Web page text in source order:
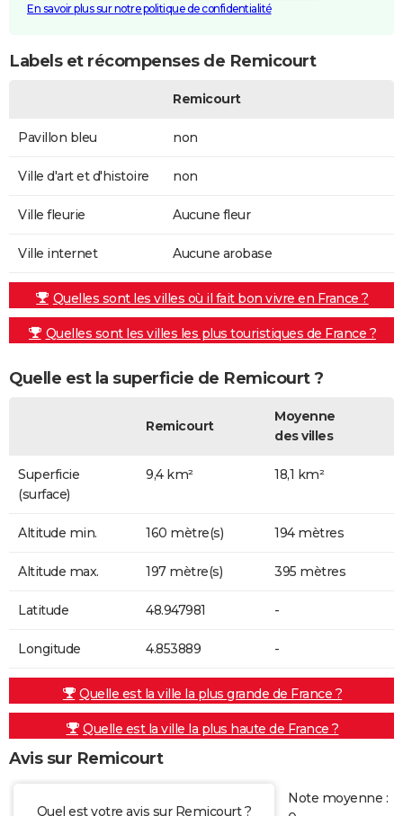
En savoir plus sur notre politique de confidentialité
Labels et récompenses de Remicourt
Remicourt
Pavillon bleu non
Ville d'art et d'histoire non
Ville fleurie Aucune fleur
Ville internet Aucune arobase
Quelles sont les villes où il fait bon vivre en France ?
Quelles sont les villes les plus touristiques de France ?
Quelle est la superficie de Remicourt ?
Remicourt
Moyenne
des villes
Superficie
(surface)
9,4 km² 18,1 km²
Altitude min. 160 mètre(s) 194 mètres
Altitude max. 197 mètre(s) 395 mètres
Latitude 48.947981 -
Longitude 4.853889 -
Quelle est la ville la plus grande de France ?
Quelle est la ville la plus haute de France ?
Avis sur Remicourt
Quel est votre avis sur Remicourt ?
Note moyenne :